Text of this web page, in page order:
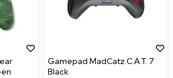
Gamepad MadCatz C.A.T. 7
Black